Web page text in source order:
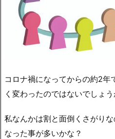
コロナ禍になってからの約2年
く変わったのではないでしょう
私なんかは割と面倒くさがり
なった事が多いかな？